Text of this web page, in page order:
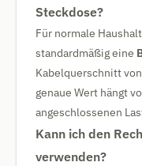
Steckdose?
Für normale
standardmäßig eine
Kabelquerschnitt
genaue Wert hängt
angeschlossenen
Kann ich den
verwenden?